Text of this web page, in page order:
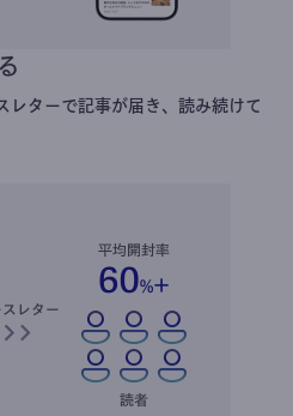
レターで記事が届き、読み続けて